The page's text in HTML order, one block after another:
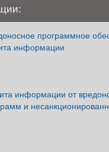
программное
информации
информации от
и